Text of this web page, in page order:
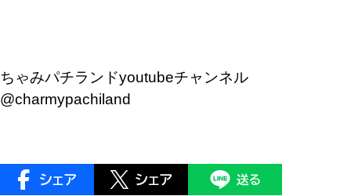
ちゃみパチランドyoutubeチャンネル
@charmypachiland